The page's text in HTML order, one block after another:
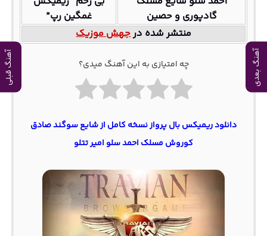
آهنگ بعدی آهنگ قبلی
گادپوری و حصین
غمگین رپ”
منتشر شده درجهش موزیک
چه امتیازی به این آهنگ میدی؟
دانلود ریمیکس بال پرواز نسخه کامل از شایع سوگند صادق
کوروش مسلک احمد سلو امیر تتلو